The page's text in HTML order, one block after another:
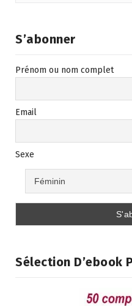
S’abonner
Prénom ou nom complet
Email
Sexe
Sélection D’ebook